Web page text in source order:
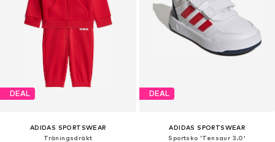
DEAL
ADIDAS SPORTSWEAR
Träningsdräkt
DEAL
ADIDAS SPORTSWEAR
Sportsko 'Tensaur 3.0'